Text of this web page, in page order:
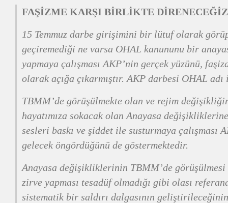
FAŞİZME KARŞI BİRLİKTE
15 Temmuz darbe girişimini bir lütuf olarak
geçiremediği ne varsa OHAL kanununu bir
yapmaya çalışması AKP’nin gerçek yüzünü,
olarak açığa çıkarmıştır. AKP darbesi OHAL
TBMM’de görüşülmekte olan ve rejim
hayatımıza sokacak olan Anayasa
sesleri baskı ve şiddet ile susturmaya çalışması
gelecek öngördüğünü de göstermektedir.
Anayasa değişikliklerinin TBMM’de görüşülmesi
zirve yapması tesadüf olmadığı gibi olası
sistematik bir saldırı dalgasının